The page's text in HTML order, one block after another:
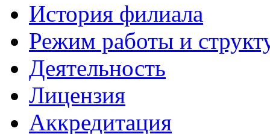
История филиала
Режим работы и
Деятельность
Лицензия
Аккредитация